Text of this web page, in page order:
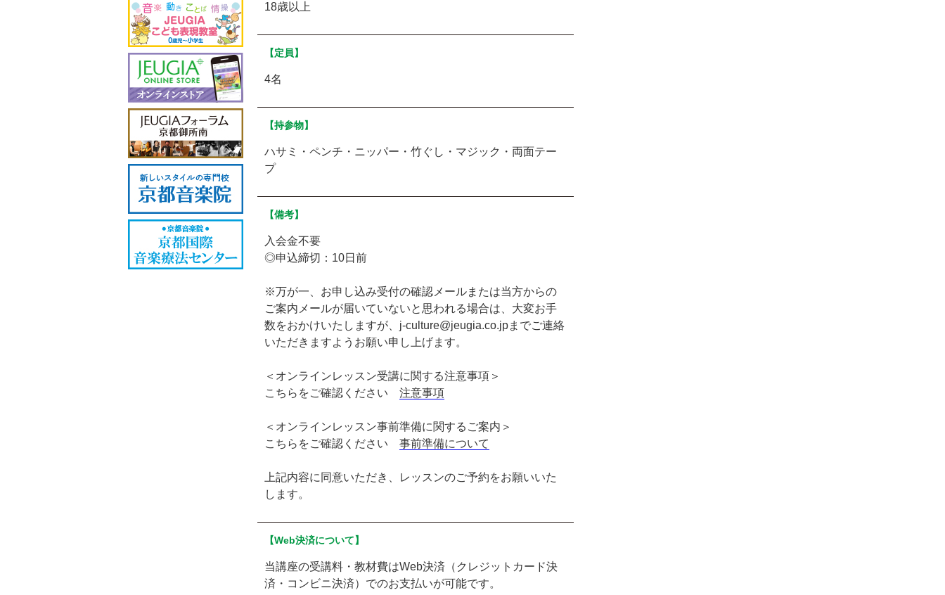
18歳以上
【定員】
4名
【持参物】
ハサミ・ペンチ・ニッパー・竹ぐし・マジック・両面テー
プ
【備考】
入会金不要
◎申込締切：10日前
※万が一、お申し込み受付の確認メールまたは当方からの
ご案内メールが届いていないと思われる場合は、大変お手
数をおかけいたしますが、j-culture@jeugia.co.jpまでご連絡
いただきますようお願い申し上げます。
＜オンラインレッスン受講に関する注意事項＞
こちらをご確認ください 注意事項
＜オンラインレッスン事前準備に関するご案内＞
こちらをご確認ください 事前準備について
上記内容に同意いただき、レッスンのご予約をお願いいた
します。
【Web決済について】
当講座の受講料・教材費はWeb決済（クレジットカード決
済・コンビニ決済）でのお支払いが可能です。